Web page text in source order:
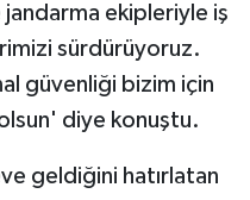
ekipleriyle iş
sürdürüyoruz.
güvenliği bizim için
diye konuştu.
geldiğini hatırlatan